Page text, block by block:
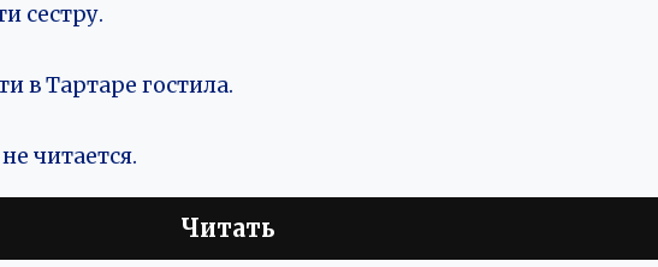
сестру.
в Тартаре гостила.
читается.
Читать